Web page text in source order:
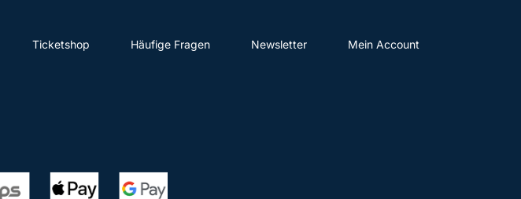
Ticketshop Häufige Fragen Newsletter Mein Account